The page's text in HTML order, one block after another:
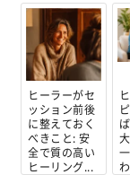
ヒーラーがセ
ッション前後
に整えておく
べきこと: 安
全で質の高い
ヒーリング...